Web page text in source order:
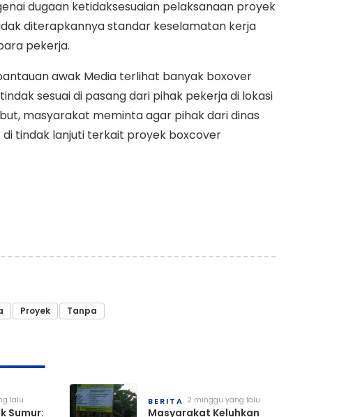
dugaan ketidaksesuaian pelaksanaan proyek
diterapkannya standar keselamatan kerja
pekerja.
awak Media terlihat banyak boxover
sesuai di pasang dari pihak pekerja di lokasi
masyarakat meminta agar pihak dari dinas
di tindak lanjuti terkait proyek boxcover
Proyek Tanpa
lalu
Sumur:
BERITA 2 minggu yang lalu
Masyarakat Keluhkan